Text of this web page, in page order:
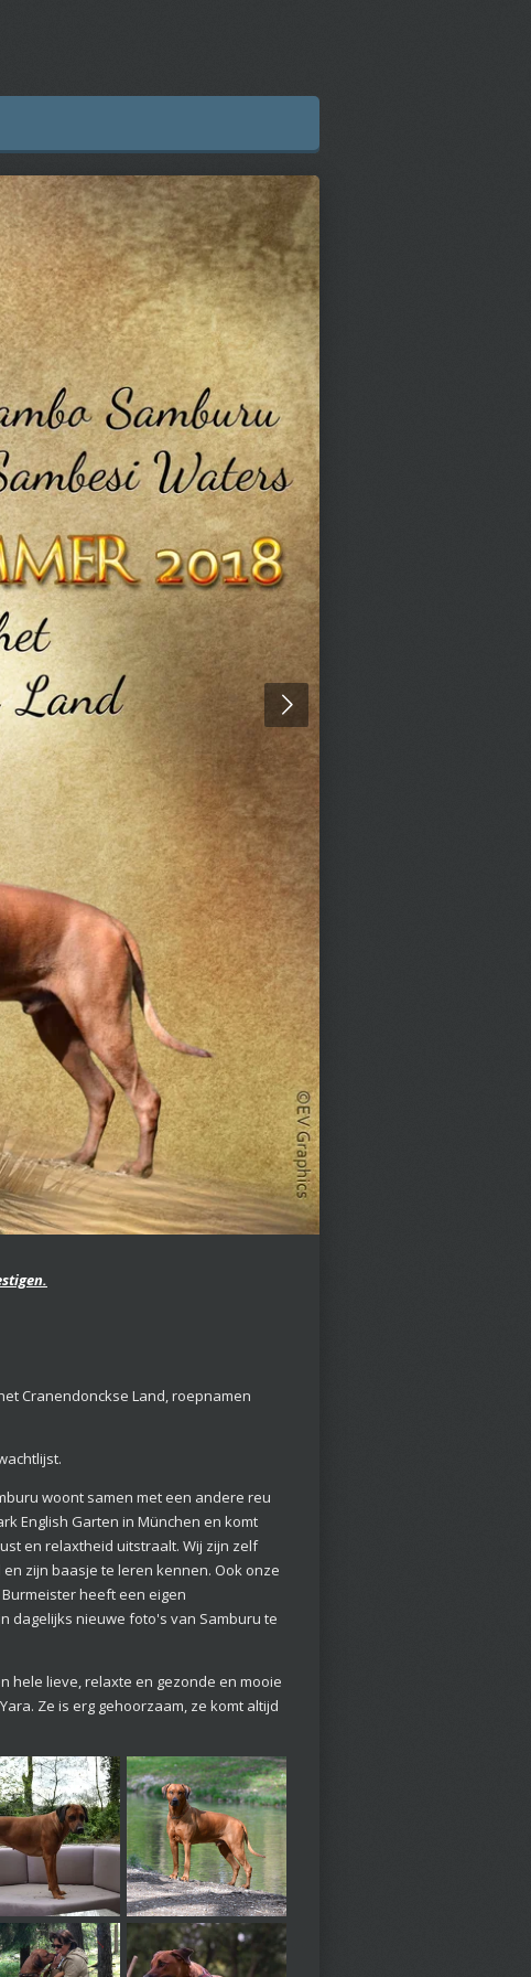
Cranendonckse Land, roepnamen
woont samen met een andere reu
English Garten in München en komt
en relaxtheid uitstraalt. Wij zijn zelf
zijn baasje te leren kennen. Ook onze
heeft een eigen
dagelijks nieuwe foto's van Samburu te
hele lieve, relaxte en gezonde en mooie
Ze is erg gehoorzaam, ze komt altijd